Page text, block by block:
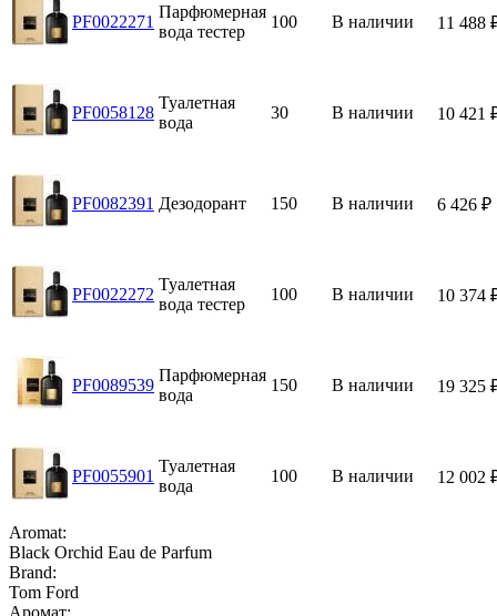
PF0022271
Парфюмерная
вода тестер
100 В наличии 11 488
PF0058128
Туалетная
вода
30 В наличии 10 421
PF0082391 Дезодорант 150 В наличии 6 426 ₽
PF0022272
Туалетная
вода тестер
100 В наличии 10 374
PF0089539
Парфюмерная
вода
150 В наличии 19 325
PF0055901
Туалетная
вода
100 В наличии 12 002
Aromat:
Black Orchid Eau de Parfum
Brand:
Tom Ford